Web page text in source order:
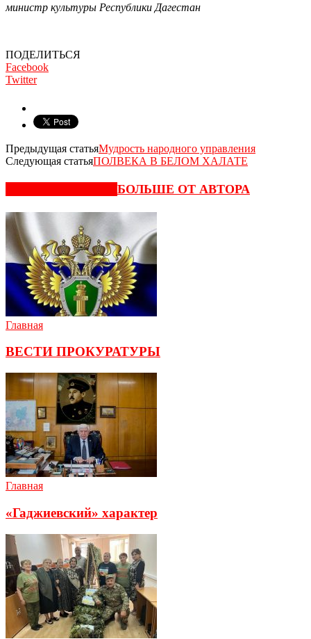
министр культуры Республики Дагестан
ПОДЕЛИТЬСЯ
Facebook
Twitter
Предыдущая статьяМудрость народного управления
Следующая статьяПОЛВЕКА В БЕЛОМ ХАЛАТЕ
БОЛЬШЕ ОТ АВТОРА
Главная
ВЕСТИ ПРОКУРАТУРЫ
Главная
«Гаджиевский» характер